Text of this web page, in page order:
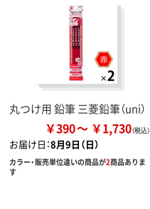
丸つけ用 鉛筆 三菱鉛筆（uni）
￥390 ￥1,730
お届け日：8月9日（日）
カラー・販売単位違いの商品が2商品ありま
す